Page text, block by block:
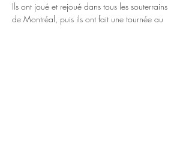
Ils ont joué et rejoué dans tous les souterrains
de Montréal, puis ils ont fait une tournée au